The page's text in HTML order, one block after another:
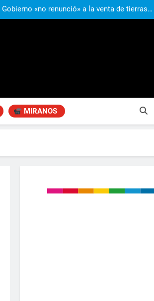
preferido que no viniera”
«no renunció» a la venta de tierras a
otros cambios que considera «gravísimos»
señales de fragilidad fiscal: “La economía
«no renunció» a la venta de tierras a
otros cambios que considera «gravísimos»
señales de fragilidad fiscal: “La economía
problema que puede volver a generar déficit”
Gobierno “tuvo que dar marcha atrás” con la
de clima político entre los gobernadores
la visita de León XIV a la Argentina: “Hubiera
MIRANOS